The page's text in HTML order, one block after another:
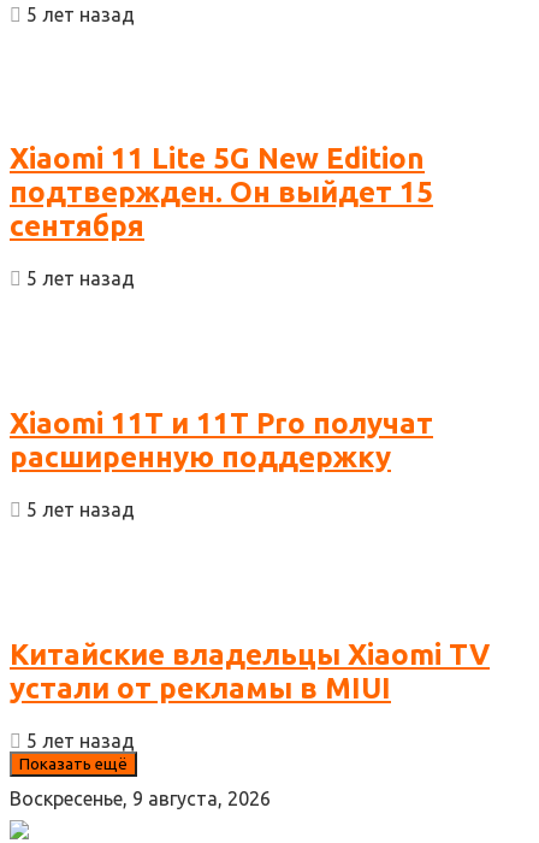
5 лет назад
Xiaomi 11 Lite 5G New Edition
подтвержден. Он выйдет 15
сентября
5 лет назад
Xiaomi 11T и 11T Pro получат
расширенную поддержку
5 лет назад
Китайские владельцы Xiaomi TV
устали от рекламы в MIUI
5 лет назад
Показать ещё
Воскресенье, 9 августа, 2026